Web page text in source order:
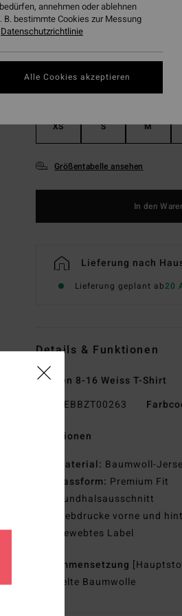
FarbeWhite
XS S M
Größentabelle ansehen
In den
Lieferung nach
Lieferung geplant ab20
Details & Funktionen
Jungen 8-16 Weiss T-Shirt
EBBZT00263
Funktionen
Material: Baumwoll-
Passform: Premium Fit
Rundhalsausschnitt
Siebdrucke vorne und
Gewebtes Label
Zusammensetzung
recycelte Baumwolle
annehmen oder ablehnen
bestimmte Cookies zur Messung
Datenschutzrichtlinie
Alle Cookies akzeptieren